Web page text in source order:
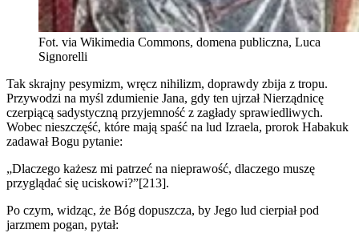
Fot. via Wikimedia Commons, domena publiczna, Luca
Signorelli
Tak skrajny pesymizm, wręcz nihilizm, doprawdy zbija z tropu.
Przywodzi na myśl zdumienie Jana, gdy ten ujrzał Nierządnicę
czerpiącą sadystyczną przyjemność z zagłady sprawiedliwych.
Wobec nieszczęść, które mają spaść na lud Izraela, prorok Habakuk
zadawał Bogu pytanie:
„Dlaczego każesz mi patrzeć na nieprawość, dlaczego muszę
przyglądać się uciskowi?”[213].
Po czym, widząc, że Bóg dopuszcza, by Jego lud cierpiał pod
jarzmem pogan, pytał: